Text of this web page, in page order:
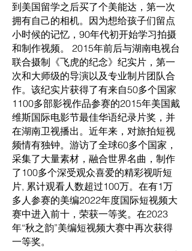
到美国留学之后买了个美能达，第一次
拥有自己的相机。因为想给孩子们留点
小时候的记忆，90年代初开始学习拍摄
和制作视频。 2015年前后与湖南电视台
联合摄制《飞虎的纪念》纪实片，第一
次和大师级的导演以及专业制片团队合
作。该纪实片获得了有来自50多个国家
1100多部影视作品参赛的2015年美国戴
维斯国际电影节最佳华语纪录片奖，并
在湖南卫视播出。近年来，对旅拍短视
频情有独钟。游访了全球60多个国家，
采集了大量素材，融合世界名曲，制作
了100多个深受观众喜爱的精彩视听短
片, 累计观看人数超过100万。在有1万
多人参赛的美编2022年度国际短视频大
赛中进入前十，荣获一等奖。在2023
年“秋之韵”美编短视频大赛中再次获得
一等奖。